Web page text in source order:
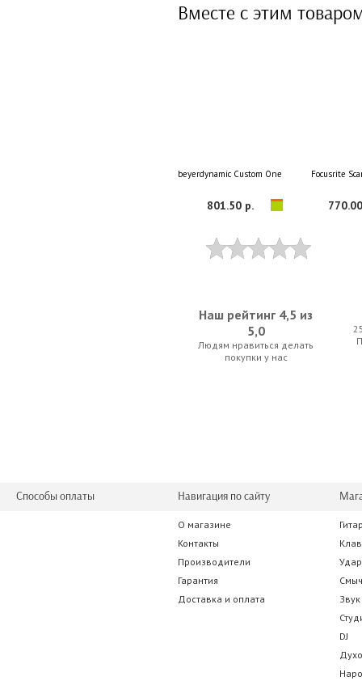
Вместе с этим
beyerdynamic Custom One Pro Plus Black
801.50 р.
Focusrite
AKG K271 MKII
563.50 р.
Наш рейтинг 4,5 из
5,0
Людям нравиться делать
покупки у нас
Способы оплаты Навигация по сайту
О магазине
Контакты
Производители
Гарантия
Доставка и оплата
Звук
DJ